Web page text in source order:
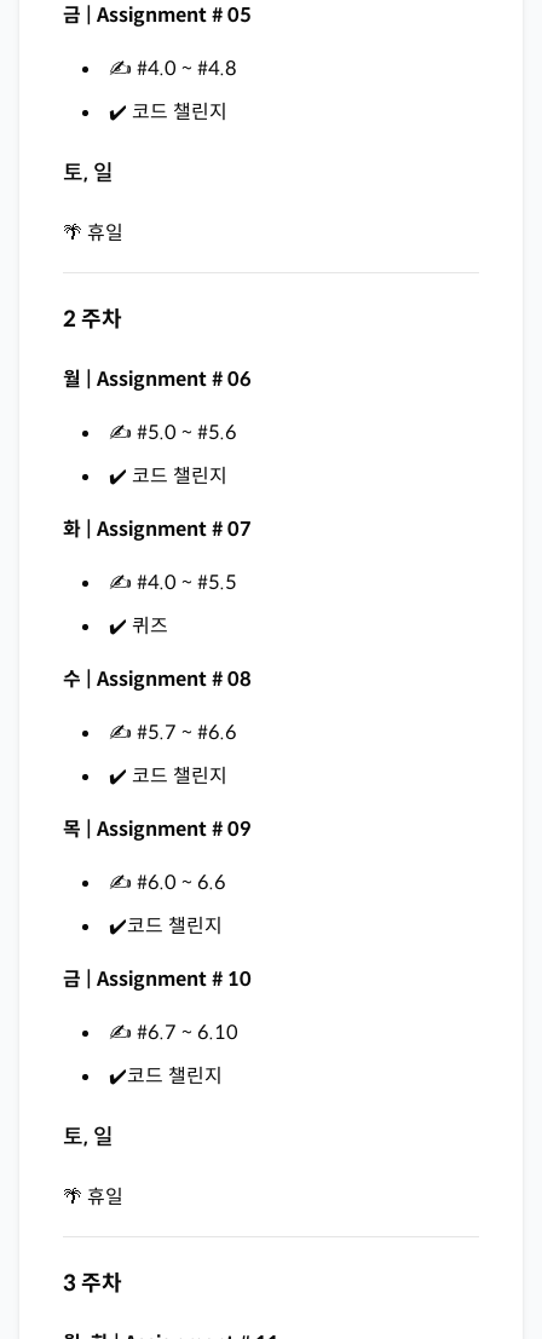
금 | Assignment # 05
✍️ #4.0 ~ #4.8
✔️ 코드 챌린지
토, 일
🌴 휴일
2 주차
월 | Assignment # 06
✍️ #5.0 ~ #5.6
✔️ 코드 챌린지
화 | Assignment # 07
✍️ #4.0 ~ #5.5
✔️ 퀴즈
수 | Assignment # 08
✍️ #5.7 ~ #6.6
✔️ 코드 챌린지
목 | Assignment # 09
✍️ #6.0 ~ 6.6
✔️코드 챌린지
금 | Assignment # 10
✍️ #6.7 ~ 6.10
✔️코드 챌린지
토, 일
🌴 휴일
3 주차